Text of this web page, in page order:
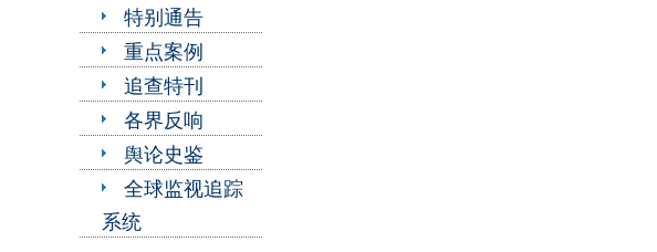
特别通告
重点案例
追查特刊
各界反响
舆论史鉴
全球监视追踪
系统